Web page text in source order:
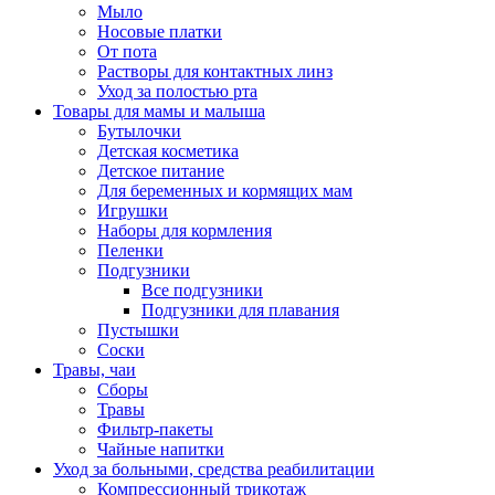
Мыло
Носовые платки
От пота
Растворы для контактных линз
Уход за полостью рта
Товары для мамы и малыша
Бутылочки
Детская косметика
Детское питание
Для беременных и кормящих мам
Игрушки
Наборы для кормления
Пеленки
Подгузники
Все подгузники
Подгузники для плавания
Пустышки
Соски
Травы, чаи
Сборы
Травы
Фильтр-пакеты
Чайные напитки
Уход за больными, средства реабилитации
Компрессионный трикотаж